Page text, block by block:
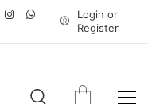
Login or
Register